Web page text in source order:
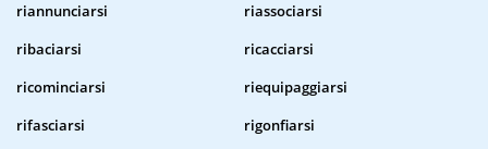
riannunciarsi
riassociarsi
ribaciarsi
ricacciarsi
ricominciarsi
riequipaggiarsi
rifasciarsi
rigonfiarsi